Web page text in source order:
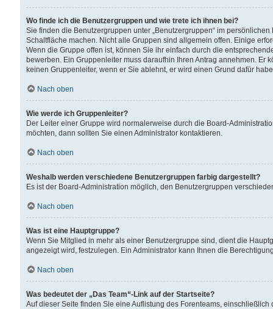
Wo finde ich die Benutzergruppen und wie trete ich ihnen bei?
Sie finden die Benutzergruppen unter „Benutzergruppen“ im
Schaltfläche machen. Nicht alle Gruppen sind allgemein offen. Einige
Wenn die Gruppe offen ist, können Sie ihr einfach durch die
bewerben. Ein Gruppenleiter muss daraufhin Ihren Antrag annehmen.
keinen Gruppenleiter, wenn er Sie ablehnt, er wird einen Grund dafür
Nach oben
Wie werde ich Gruppenleiter?
Der Leiter einer Gruppe wird normalerweise durch die Board-
möchten, dann sollten Sie einen Administrator kontaktieren.
Nach oben
Weshalb werden verschiedene Benutzergruppen farbig dargestellt?
Es ist der Board-Administration möglich, den Benutzergruppen
Nach oben
Was ist eine Hauptgruppe?
Wenn Sie Mitglied in mehr als einer Benutzergruppe sind, dient die
angezeigt wird, festzulegen. Ein Administrator kann Ihnen die
Nach oben
Was bedeutet der „Das Team“-Link auf der Startseite?
Auf dieser Seite finden Sie eine Auflistung des Forenteams,